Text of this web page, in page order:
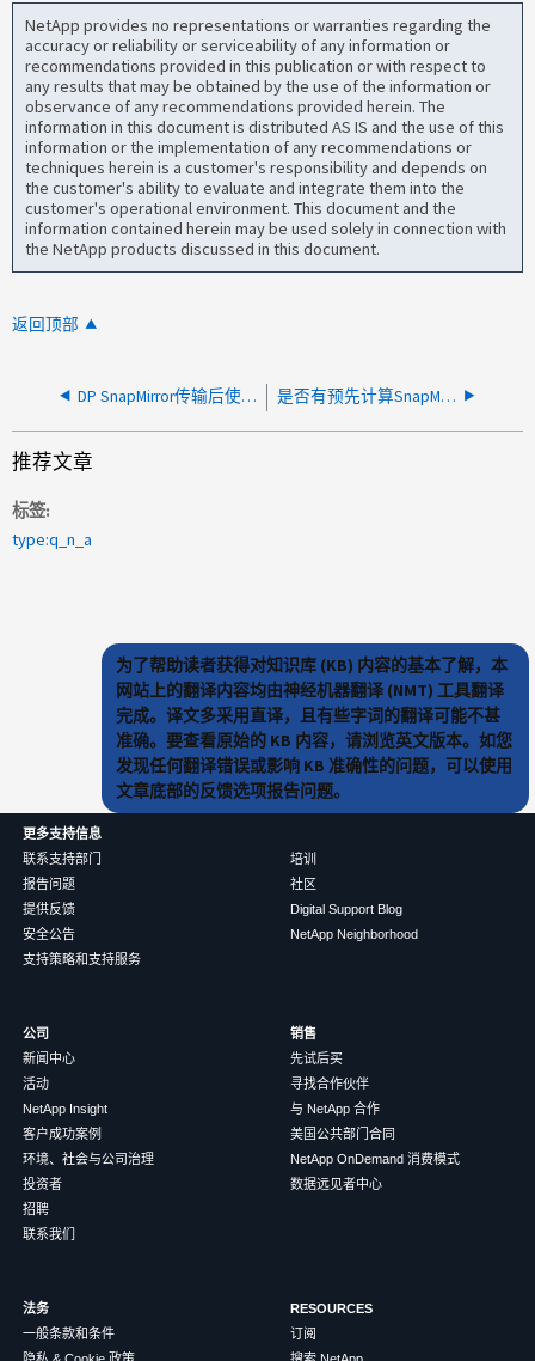
NetApp provides no representations or warranties regarding the
accuracy or reliability or serviceability of any information or
recommendations provided in this publication or with respect to
any results that may be obtained by the use of the information or
observance of any recommendations provided herein. The
information in this document is distributed AS IS and the use of this
information or the implementation of any recommendations or
techniques herein is a customer's responsibility and depends on
the customer's ability to evaluate and integrate them into the
customer's operational environment. This document and the
information contained herein may be used solely in connection with
the NetApp products discussed in this document.
返回顶部
DP SnapMirror传输后使用的索引节点数是否相同 是否有预先计算SnapMirror传输时间的公式？
推荐文章
标签
type:q_n_a
为了帮助读者获得对知识库 (KB) 内容的基本了解，本
网站上的翻译内容均由神经机器翻译 (NMT) 工具翻译
完成。译文多采用直译，且有些字词的翻译可能不甚
准确。要查看原始的 KB 内容，请浏览英文版本。如您
发现任何翻译错误或影响 KB 准确性的问题，可以使用
文章底部的反馈选项报告问题。
更多支持信息
联系支持部门
报告问题
提供反馈
安全公告
支持策略和支持服务
培训
社区
Digital Support Blog
NetApp Neighborhood
公司
新闻中心
活动
NetApp Insight
客户成功案例
环境、社会与公司治理
投资者
招聘
联系我们
销售
先试后买
寻找合作伙伴
与 NetApp 合作
美国公共部门合同
NetApp OnDemand 消费模式
数据远见者中心
法务
一般条款和条件
RESOURCES
订阅